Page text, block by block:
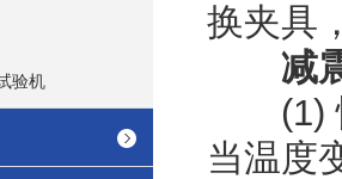
验机
换夹具
减
(1) 性
当温度